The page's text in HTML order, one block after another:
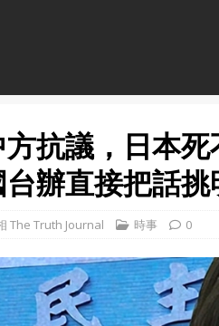
抗議，日本
辦直接把話挑
The Truth Journal 時事 0